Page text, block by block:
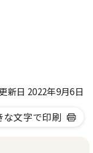
新日 2022年9月6日
な文字で印刷